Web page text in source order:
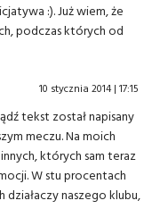
:). Już wiem, że
podczas których od
10 stycznia 2014 | 17:15
tekst został napisany
meczu. Na moich
których sam teraz
W stu procentach
działaczy naszego klubu,